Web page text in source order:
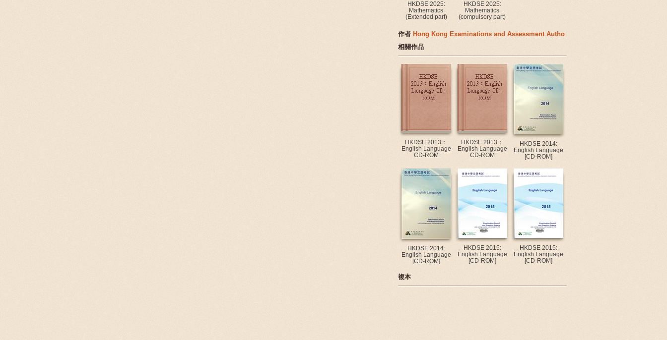
HKDSE 2025:
Mathematics
(Extended part)
HKDSE 2025:
Mathematics
(compulsory part)
作者 Hong Kong Examinations and Assessment Autho
相關作品
HKDSE 2013：
English Language
CD-ROM
HKDSE 2013：
English Language
CD-ROM
HKDSE 2014:
English Language
[CD-ROM]
HKDSE 2014:
English Language
[CD-ROM]
HKDSE 2015:
English Language
[CD-ROM]
HKDSE 2015:
English Language
[CD-ROM]
複本